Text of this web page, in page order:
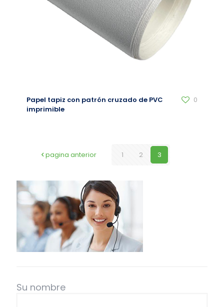
Papel tapiz con patrón cruzado de PVC
imprimible
0
pagina anterior 1 2 3
Su nombre